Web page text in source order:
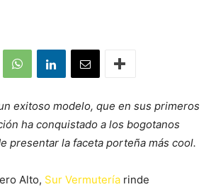
exitoso modelo, que en sus primeros
ha conquistado a los bogotanos
presentar la faceta porteña más cool.
Alto, Sur Vermutería rinde